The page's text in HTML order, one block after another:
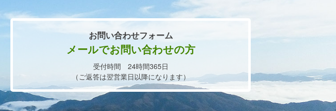
お問い合わせフォーム
メールでお問い合わせの方
受付時間 24時間365日
（ご返答は翌営業日以降になります）